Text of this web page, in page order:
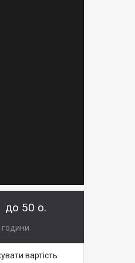
до 50 о.
години
вартість